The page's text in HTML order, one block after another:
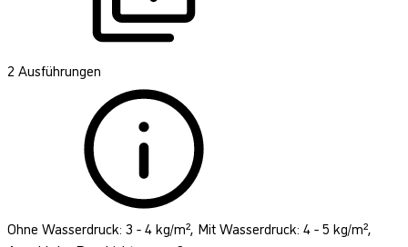
2 Ausführungen
Ohne Wasserdruck: 3 - 4 kg/m², Mit Wasserdruck: 4 - 5 kg/m²,